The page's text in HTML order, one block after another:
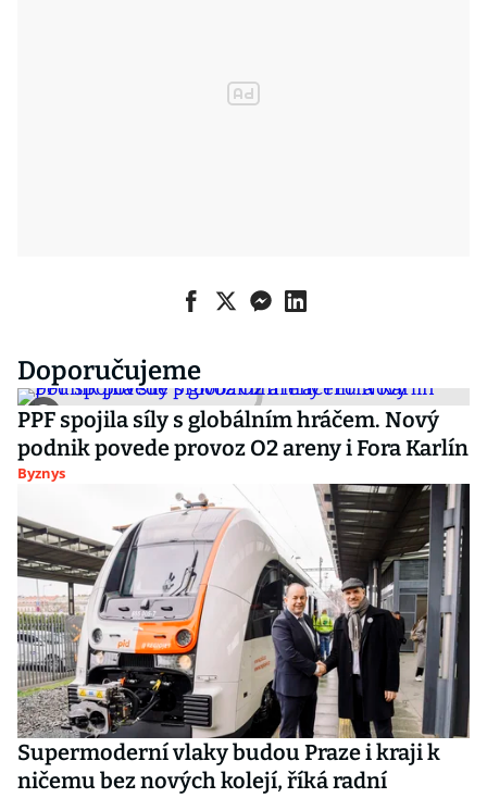
Doporučujeme
PPF spojila síly s globálním hráčem. Nový
podnik povede provoz O2 areny i Fora Karlín
Byznys
Supermoderní vlaky budou Praze i kraji k
ničemu bez nových kolejí, říká radní